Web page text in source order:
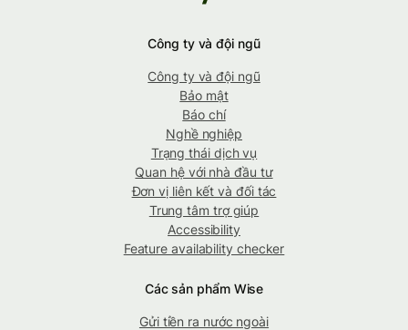
Công ty và đội ngũ
Công ty và đội ngũ
Bảo mật
Báo chí
Nghề nghiệp
Trạng thái dịch vụ
Quan hệ với nhà đầu tư
Đơn vị liên kết và đối tác
Trung tâm trợ giúp
Accessibility
Feature availability checker
Các sản phẩm Wise
Gửi tiền ra nước ngoài